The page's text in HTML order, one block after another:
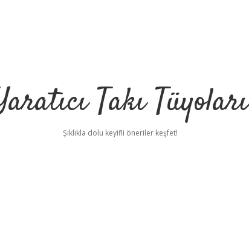
Takı Tüyoları
Şıklıkla dolu keyifli öneriler keşfet!